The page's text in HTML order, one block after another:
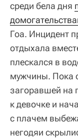
среди бела дня
Гоа. Инцидент
отдыхала
плескался в
мужчины. Пока
загоравшей на
к девочке и
с плачем
негодяи